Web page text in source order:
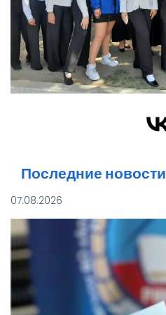
Последние новости
07.08.2026